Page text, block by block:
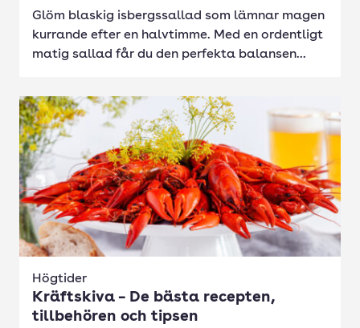
Glöm blaskig isbergssallad som lämnar magen
kurrande efter en halvtimme. Med en ordentligt
matig sallad får du den perfekta balansen...
Högtider
Kräftskiva – De bästa recepten,
tillbehören och tipsen